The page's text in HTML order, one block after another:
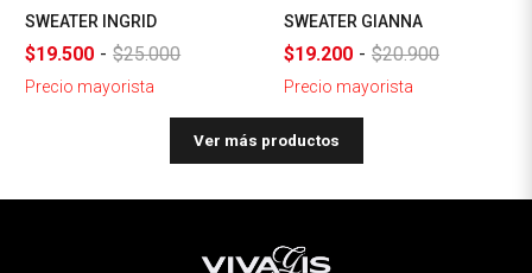
SWEATER INGRID
$19.500 - $25.000
Precio mayorista
SWEATER GIANNA
$19.200 - $20.900
Precio mayorista
Ver más productos